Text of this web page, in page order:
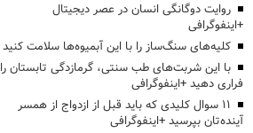
روایت دوگانگی انسان در عصر دیجیتال
+اینفوگرافی
کلیه‌های سنگ‌ساز را با این آبمیوه‌ها سلامت کنید
با این شربت‌های طب سنتی، گرمازدگی تابستان را
فراری دهید +اینفوگرافی
۱۱ سوال کلیدی که باید قبل از ازدواج از همسر
آینده‌تان بپرسید +اینفوگرافی